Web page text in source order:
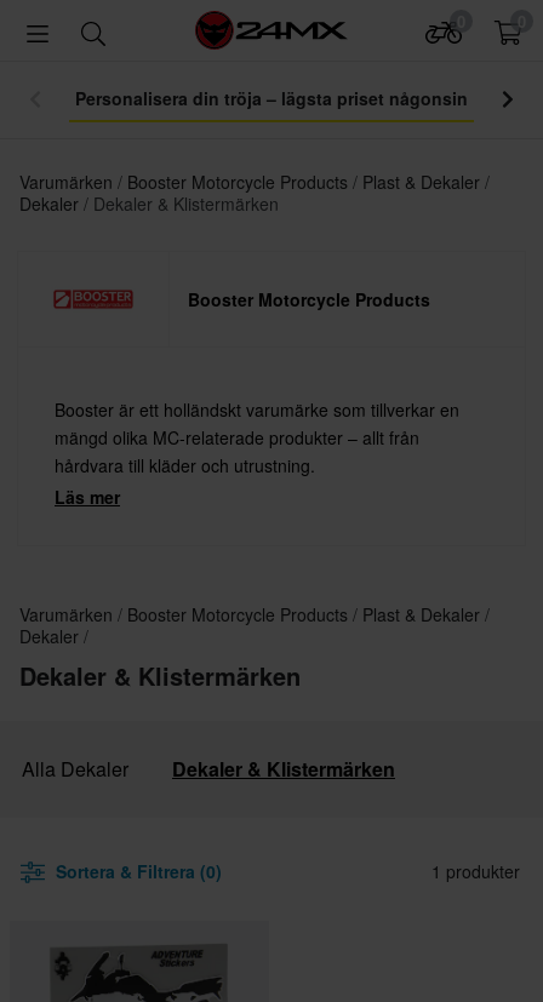
Varumärken Booster Motorcycle Products
Plast & Dekaler
Dekaler
Dekaler & Klistermärken
Booster Motorcycle Products
Booster är ett holländskt varumärke som tillverkar en
mängd olika MC-relaterade produkter – allt från
hårdvara till kläder och utrustning.
Läs mer
Varumärken Booster Motorcycle Products
Plast & Dekaler
Dekaler
Dekaler & Klistermärken
Alla Dekaler Dekaler & Klistermärken
Sortera & Filtrera (0) 1 produkter